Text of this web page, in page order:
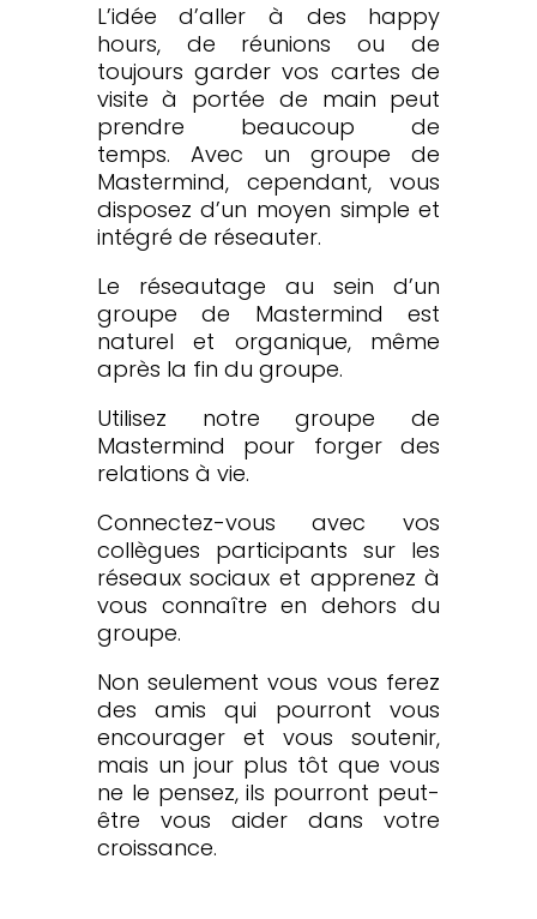
L’idée d’aller à des happy
hours, de réunions ou de
toujours garder vos cartes de
visite à portée de main peut
prendre beaucoup de
temps. Avec un groupe de
Mastermind, cependant, vous
disposez d’un moyen simple et
intégré de réseauter.
Le réseautage au sein d’un
groupe de Mastermind est
naturel et organique, même
après la fin du groupe.
Utilisez notre groupe de
Mastermind pour forger des
relations à vie.
Connectez-vous avec vos
collègues participants sur les
réseaux sociaux et apprenez à
vous connaître en dehors du
groupe.
Non seulement vous vous ferez
des amis qui pourront vous
encourager et vous soutenir,
mais un jour plus tôt que vous
ne le pensez, ils pourront peut-
être vous aider dans votre
croissance.